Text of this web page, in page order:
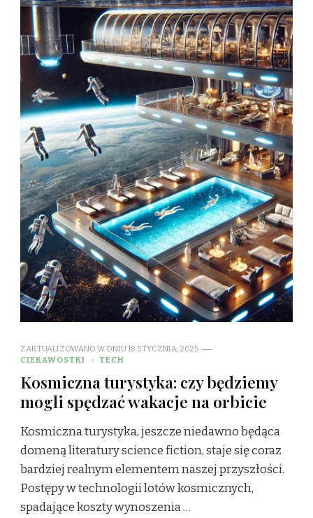
ZAKTUALIZOWANO W DNIU18 STYCZNIA, 2025
CIEKAWOSTKI
TECH
Kosmiczna turystyka: czy będziemy
mogli spędzać wakacje na orbicie
Kosmiczna turystyka, jeszcze niedawno będąca
domeną literatury science fiction, staje się coraz
bardziej realnym elementem naszej przyszłości.
Postępy w technologii lotów kosmicznych,
spadające koszty wynoszenia …